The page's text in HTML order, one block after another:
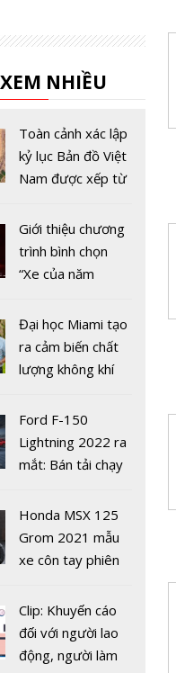
trong hơn 3 phút
Việt Nam cung
mới về tiềm năng
chống bó cứng
phanh ABS
ra mắt: Sedan cỡ
D, sạc pin 9 phút
đạt 97%
Lamborghini
Revuelto
NHIỀU
Toàn cảnh xác lập
kỷ lục Bản đồ Việt
Nam được xếp từ
năm 2022
Giới thiệu chương
trình bình chọn
“Xe của năm
Đại học Miami tạo
ra cảm biến chất
lượng không khí
19
Ford F-150
Lightning 2022 ra
mắt: Bán tải chạy
chưa đến 40 nghìn
USD
Honda MSX 125
Grom 2021 mẫu
xe côn tay phiên
Clip: Khuyến cáo
đối với người lao
động, người làm